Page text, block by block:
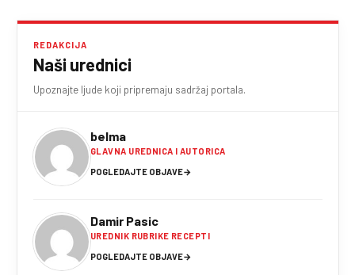
REDAKCIJA
Naši urednici
Upoznajte ljude koji pripremaju sadržaj portala.
belma
GLAVNA UREDNICA I AUTORICA
POGLEDAJTE OBJAVE→
Damir Pasic
UREDNIK RUBRIKE RECEPTI
POGLEDAJTE OBJAVE→